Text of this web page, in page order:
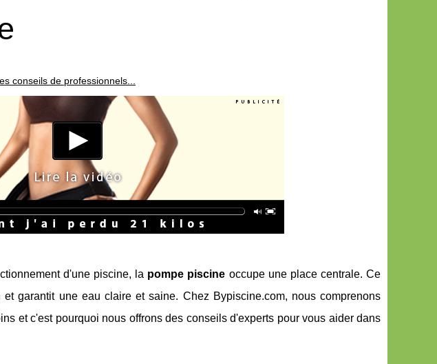
conseils de professionnels...
d'une piscine, la pompe piscine occupe une place centrale. Ce
garantit une eau claire et saine. Chez Bypiscine.com, nous comprenons
et c'est pourquoi nous offrons des conseils d'experts pour vous aider dans